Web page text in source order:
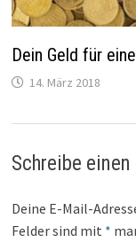
Dein Geld für
14. März 2018
Schreibe
Deine E-Mail-
Felder sind mit *